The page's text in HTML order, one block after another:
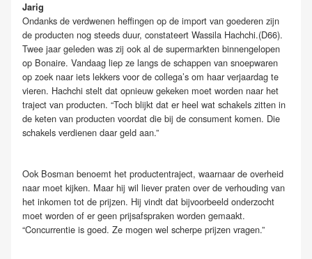
Jarig
Ondanks de verdwenen heffingen op de import van goederen zijn
de producten nog steeds duur, constateert Wassila Hachchi.(D66).
Twee jaar geleden was zij ook al de supermarkten binnengelopen
op Bonaire. Vandaag liep ze langs de schappen van snoepwaren
op zoek naar iets lekkers voor de collega’s om haar verjaardag te
vieren. Hachchi stelt dat opnieuw gekeken moet worden naar het
traject van producten. “Toch blijkt dat er heel wat schakels zitten in
de keten van producten voordat die bij de consument komen. Die
schakels verdienen daar geld aan.”
Ook Bosman benoemt het productentraject, waarnaar de overheid
naar moet kijken. Maar hij wil liever praten over de verhouding van
het inkomen tot de prijzen. Hij vindt dat bijvoorbeeld onderzocht
moet worden of er geen prijsafspraken worden gemaakt.
“Concurrentie is goed. Ze mogen wel scherpe prijzen vragen.”